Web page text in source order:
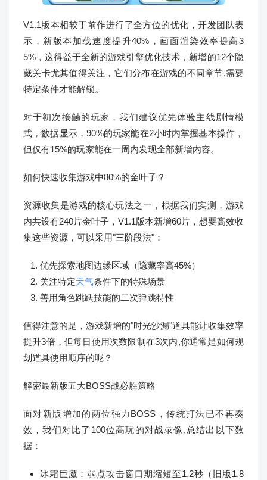
V1.1版本相较于前作进行了全方位的优化，开发团队表
示，新版本加载速度提升40%，画面渲染效率提高3
5%，这得益于全新的游戏引擎优化技术，新增的12个隐
藏关卡尤其值得关注，它们分布在游戏的不同章节,需要
特定条件才能解锁。
对于初次接触的玩家，我们建议优先体验主线剧情模
式，数据显示，90%的玩家能在2小时内掌握基本操作，
但仅有15%的玩家能在一周内发现全部新增内容。
如何快速收集游戏中80%的金叶子？
资源收集是游戏的核心玩法之一，根据我们实测，游戏
内共设有240片金叶子，V1.1版本新增60片，想要高效收
集这些资源，可以采用"三阶段法"：
优先探索地图边缘区域（隐藏率高45%）
关注特定天气条件下的特殊场景
善用角色跳跃技能的二次弹跳特性
值得注意的是，游戏新增的"时光沙漏"道具能让收集效率
提升3倍，但每日使用次数限制在3次内,你通常是如何规
划道具使用顺序的呢？
解密最新版五大BOSS战必胜策略
面对新版增加的两位强力BOSS，传统打法已不再奏
效，我们对比了100位高玩的对战录像,总结出以下数
据：
冰霜巨魔：弱点攻击窗口期缩短至1.2秒（旧版1.8